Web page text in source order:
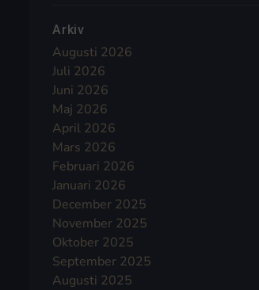
Arkiv
Augusti 2026
Juli 2026
Juni 2026
Maj 2026
April 2026
Mars 2026
Februari 2026
Januari 2026
December 2025
November 2025
Oktober 2025
September 2025
Augusti 2025